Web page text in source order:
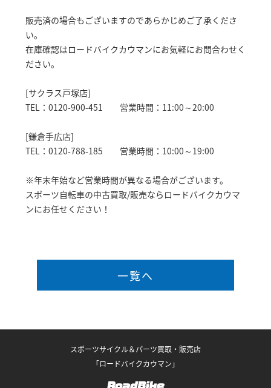
販売済の場合もございますのであらかじめご了承くださ
い。
在庫確認はロードバイクカウマンにお気軽にお問合わせく
ださい。
[サクラス戸塚店]
TEL：0120-900-451 営業時間：11:00～20:00
[鎌倉手広店]
TEL：0120-788-185 営業時間：10:00～19:00
※年末年始など営業時間が異なる場合がございます。
スポーツ自転車の中古買取/販売ならロードバイクカウマ
ンにお任せください！
一覧へ
スポーツサイクル＆パーツ買取・販売店
「ロードバイクカウマン」